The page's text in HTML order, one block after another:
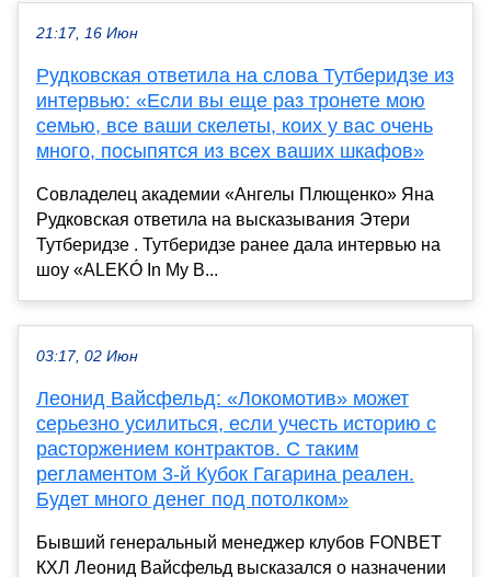
21:17, 16 Июн
Рудковская ответила на слова Тутберидзе из
интервью: «Если вы еще раз тронете мою
семью, все ваши скелеты, коих у вас очень
много, посыпятся из всех ваших шкафов»
Совладелец академии «Ангелы Плющенко» Яна
Рудковская ответила на высказывания Этери
Тутберидзе . Тутберидзе ранее дала интервью на
шоу «ALEKÓ In My B...
03:17, 02 Июн
Леонид Вайсфельд: «Локомотив» может
серьезно усилиться, если учесть историю с
расторжением контрактов. С таким
регламентом 3-й Кубок Гагарина реален.
Будет много денег под потолком»
Бывший генеральный менеджер клубов FONBET
КХЛ Леонид Вайсфельд высказался о назначении